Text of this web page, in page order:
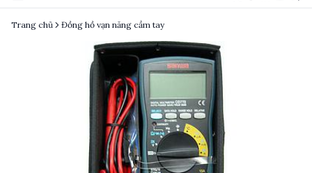
Trang chủ Đồng hồ vạn năng cầm tay